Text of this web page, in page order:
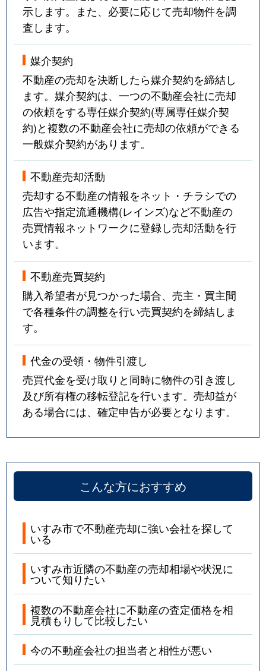
示します。また、必要に応じて売却物件を調
査します。
媒介契約
不動産の売却を決断したら媒介契約を締結し
ます。媒介契約は、一つの不動産会社に売却
の依頼をする専任媒介契約(専属専任媒介契
約)と複数の不動産会社に売却の依頼ができる
一般媒介契約があります。
不動産売却活動
売却する不動産の情報をネット・チラシでの
広告や指定流通機構(レインズ)など不動産の
売買情報ネットワークに登録し売却活動を行
います。
不動産売買契約
購入希望者が見つかった場合、売主・買主間
で各種条件の調整を行い売買契約を締結しま
す。
代金の受領・物件引渡し
売買代金を受け取りと同時に物件の引き渡し
及び所有権の移転登記を行います。売却益が
ある場合には、確定申告が必要となります。
こんな方におすすめ
いすみ市で不動産売却に強い会社を探して
いる
いすみ市近隣の不動産の売却相場や状況に
ついて知りたい
複数の不動産会社に不動産の査定価格を相
見積もりして比較したい
今の不動産会社の担当者と相性が悪い